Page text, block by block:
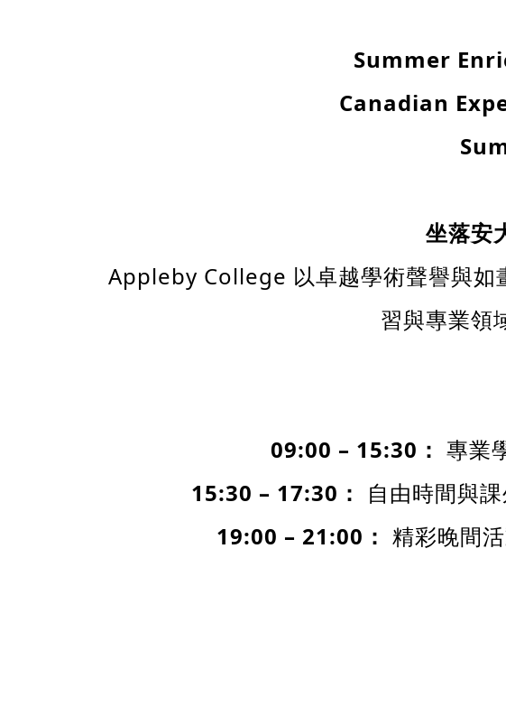
Summer
Canadian
坐落安
Appleby College 以卓越學術聲譽與如
習與專業領
09:00 – 15:30 ： 專業
15:30 – 17:30 ： 自由時間與
19:00 – 21:00 ： 精彩晚間